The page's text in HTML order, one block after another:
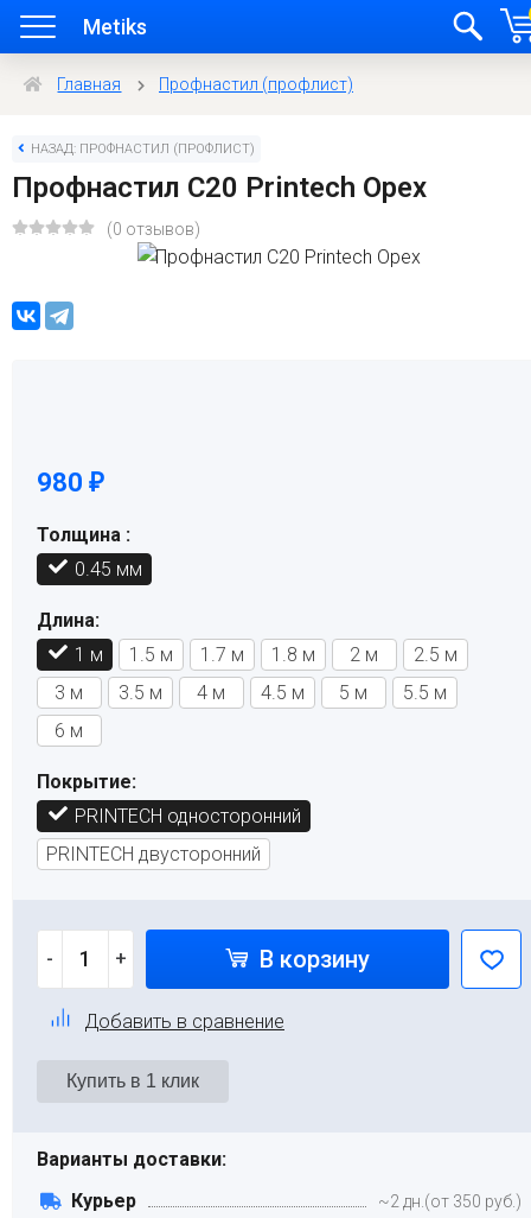
Metiks
Главная Профнастил (профлист)
НАЗАД: ПРОФНАСТИЛ (ПРОФЛИСТ)
Профнастил C20 Printech Орех
(0 отзывов)
980 ₽
Толщина :
0.45 мм
Длина:
1 м
1.5 м 1.7 м 1.8 м 2 м
2.5 м
3 м
3.5 м 4 м 4.5 м 5 м
5.5 м
6 м
Покрытие:
PRINTECH односторонний
PRINTECH двусторонний
- + В корзину
Добавить в сравнение
Варианты доставки:
Курьер
~2 дн.(от 350 руб.)